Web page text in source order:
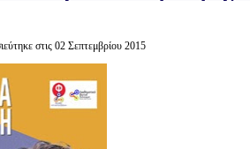
στις 02 Σεπτεμβρίου 2015